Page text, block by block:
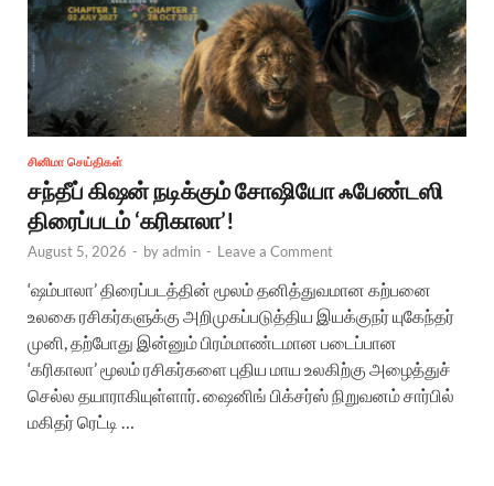
சினிமா செய்திகள்
சந்தீப் கிஷன் நடிக்கும் சோஷியோ ஃபேண்டஸி
திரைப்படம் ‘கரிகாலா’!
August 5, 2026 - byadmin - Leave a Comment
‘ஷம்பாலா’ திரைப்படத்தின் மூலம் தனித்துவமான கற்பனை
உலகை ரசிகர்களுக்கு அறிமுகப்படுத்திய இயக்குநர் யுகேந்தர்
முனி, தற்போது இன்னும் பிரம்மாண்டமான படைப்பான
‘கரிகாலா’ மூலம் ரசிகர்களை புதிய மாய உலகிற்கு அழைத்துச்
செல்ல தயாராகியுள்ளார். ஷைனிங் பிக்சர்ஸ் நிறுவனம் சார்பில்
மகிதர் ரெட்டி …